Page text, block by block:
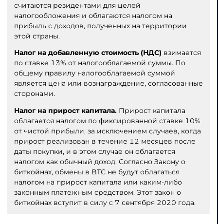
считаются резидентами для целей
налогообложения и облагаются налогом на
прибыль с доходов, полученных на территории
этой страны.
Налог на добавленную стоимость (НДС) взимается
по ставке 13% от налогооблагаемой суммы. По
общему правилу налогооблагаемой суммой
является цена или вознаграждение, согласованные
сторонами.
Налог на прирост капитала.Прирост капитала
облагается налогом по фиксированной ставке 10%
от чистой прибыли, за исключением случаев, когда
прирост реализован в течение 12 месяцев после
даты покупки, и в этом случае он облагается
налогом как обычный доход. Согласно Закону о
биткойнах, обмены в BTC не будут облагаться
налогом на прирост капитала или каким-либо
законным платежным средством. Этот закон о
биткойнах вступит в силу с 7 сентября 2020 года.